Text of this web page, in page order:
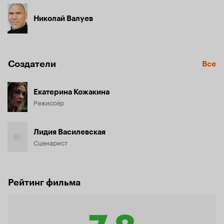
Николай Валуев
Создатели Все
Екатерина Кожакина
Режиссёр
Лидия Василевская
Сценарист
Рейтинг фильма